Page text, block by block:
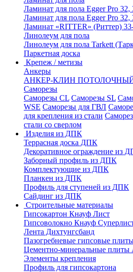
Ламинат для пола Egger Pro 32,
Ламинат для пола Egger Pro 32,
Ламинат «RITTER» (Риттер)
Линолеум для пола
Линолеум для пола Tarkett
Паркетная доска
Крепеж / метизы
Анкеры
АНКЕР-КЛИН
Саморезы
Саморезы CL Саморезы SL
WSE Саморезы для ГВЛ
для крепления из стали
стали со сверлом
Изделия из ДПК
Террасная доска ДПК
Декоративное ограждение из
Заборный профиль из ДПК
Комплектующие из ДПК
Планкен из ДПК
Профиль для ступеней из ДПК
Сайдинг из ДПК
Строительные материалы
Гипсокартон Кнауф Лист
Гипсоволокно Кнауф
Лента Дихтунгсбанд
Пазогребневые гипсовые
Цементно-минеральные
Элементы крепления
Профиль для гипсокартона